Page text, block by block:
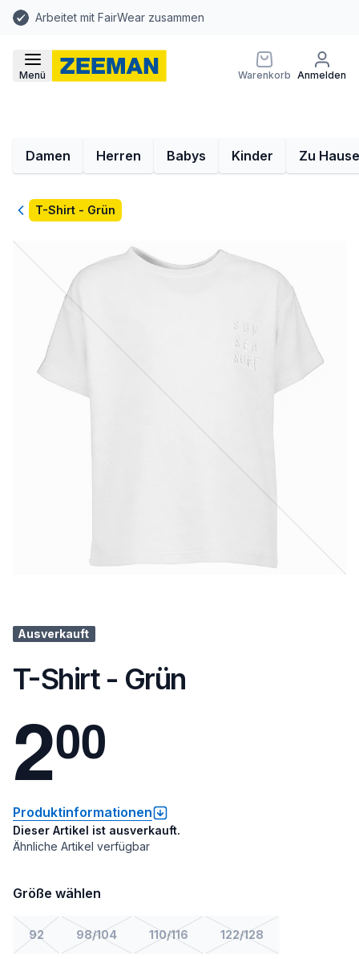
Arbeitet mit FairWear zusammen
Menü Warenkorb Anmelden
Damen Herren Babys Kinder Zu Hause
ZurückT-Shirt - Grün
Ausverkauft
T-Shirt - Grün
200
Produktinformationen
Dieser Artikel ist ausverkauft.
Ähnliche Artikel verfügbar
Größe wählen
92 98/104 110/116 122/128